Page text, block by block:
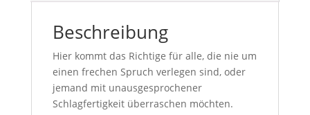
Beschreibung
Hier kommt das Richtige für alle, die nie um
einen frechen Spruch verlegen sind, oder
jemand mit unausgesprochener
Schlagfertigkeit überraschen möchten.